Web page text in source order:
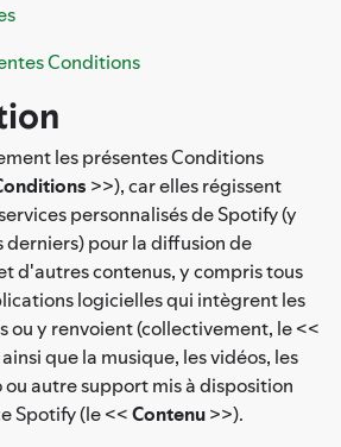
Conditions
les présentes Conditions
>>), car elles régissent
personnalisés de Spotify (y
derniers) pour la diffusion de
d'autres contenus, y compris tous
logicielles qui intègrent les
ou y renvoient (collectivement, le <<
que la musique, les vidéos, les
autre support mis à disposition
Spotify (le <<Contenu>>).